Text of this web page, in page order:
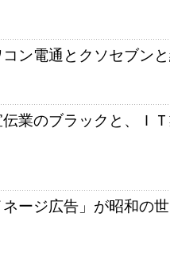
ン電通とクソセブン
業のブラックと、Ｉ
ージ広告」が昭和の